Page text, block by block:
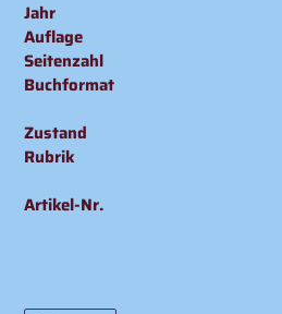
Jahr
Auflage
Seitenzahl
Buchformat
Zustand
Rubrik
Artikel-Nr.